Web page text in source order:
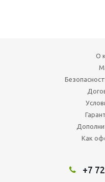
О
Как
+7